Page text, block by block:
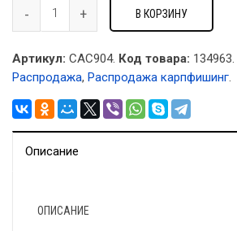
В КОРЗИНУ
Артикул: CAC904. Код товара: 134963.
Распродажа, Распродажа карпфишинг.
Описание
ОПИСАНИЕ